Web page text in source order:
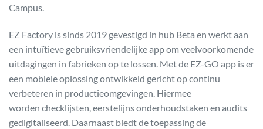
Campus.
EZ Factory is sinds 2019 gevestigd in hub Beta en werkt aan
een intuïtieve gebruiksvriendelijke app om veelvoorkomende
uitdagingen in fabrieken op te lossen. Met de EZ-GO app is er
een mobiele oplossing ontwikkeld gericht op continu
verbeteren in productieomgevingen. Hiermee
worden checklijsten, eerstelijns onderhoudstaken en audits
gedigitaliseerd. Daarnaast biedt de toepassing de